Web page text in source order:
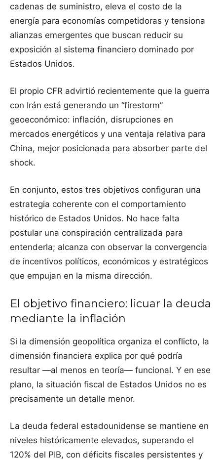
cadenas de suministro, eleva el costo de la
energía para economías competidoras y tensiona
alianzas emergentes que buscan reducir su
exposición al sistema financiero dominado por
Estados Unidos.
El propio CFR advirtió recientemente que la guerra
con Irán está generando un “firestorm”
geoeconómico: inflación, disrupciones en
mercados energéticos y una ventaja relativa para
China, mejor posicionada para absorber parte del
shock.
En conjunto, estos tres objetivos configuran una
estrategia coherente con el comportamiento
histórico de Estados Unidos. No hace falta
postular una conspiración centralizada para
entenderla; alcanza con observar la convergencia
de incentivos políticos, económicos y estratégicos
que empujan en la misma dirección.
El objetivo financiero: licuar la deuda
mediante la inflación
Si la dimensión geopolítica organiza el conflicto, la
dimensión financiera explica por qué podría
resultar —al menos en teoría— funcional. Y en ese
plano, la situación fiscal de Estados Unidos no es
precisamente un detalle menor.
La deuda federal estadounidense se mantiene en
niveles históricamente elevados, superando el
120% del PIB, con déficits fiscales persistentes y